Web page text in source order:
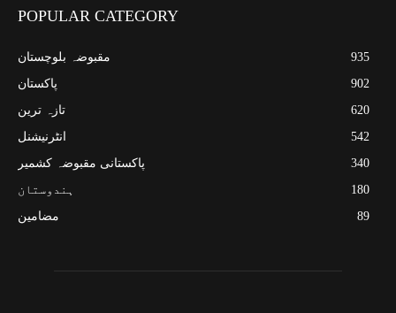
POPULAR CATEGORY
مقبوضہ بلوچستان
935
پاکستان
902
تازہ ترین
620
انٹرنیشنل
542
پاکستانی مقبوضہ کشمیر
340
ہندوستان
180
مضامین
89